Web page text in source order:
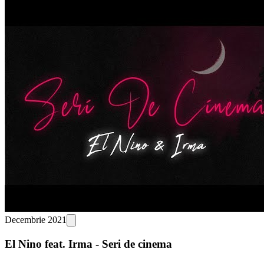
Decembrie 2021
El Nino feat. Irma - Seri de cinema